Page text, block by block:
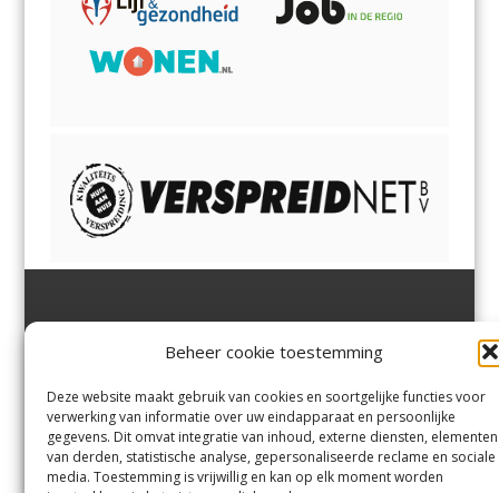
Beheer cookie toestemming
Deze website maakt gebruik van cookies en soortgelijke functies voor
verwerking van informatie over uw eindapparaat en persoonlijke
gegevens. Dit omvat integratie van inhoud, externe diensten, elementen
van derden, statistische analyse, gepersonaliseerde reclame en sociale
media. Toestemming is vrijwillig en kan op elk moment worden
Margadantstraat 34
0255-533900
info@jutter.nlofinfo@hofgee
st.nl
Velserbroek,Velsen-Zuid,
Zuid,Driehuisen
Spaarnwoude.